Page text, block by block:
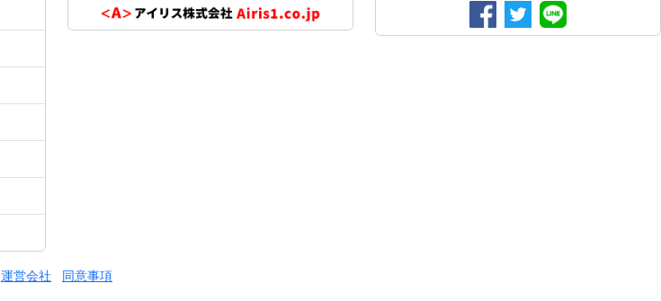
運営会社 同意事項